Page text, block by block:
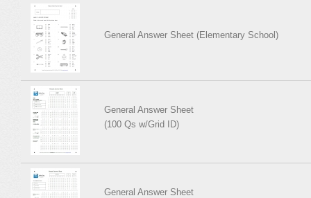
General Answer Sheet (Elementary School)
General Answer Sheet
(100 Qs w/Grid ID)
General Answer Sheet